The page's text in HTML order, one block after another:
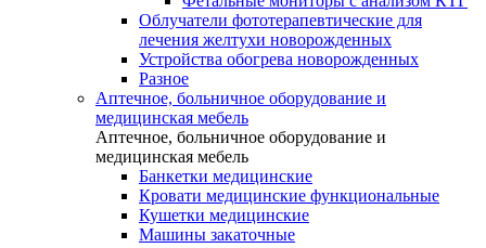
Облучатели фототерапевтические для
лечения желтухи новорожденных
Устройства обогрева новорожденных
Разное
Аптечное, больничное оборудование и
медицинская мебель
Аптечное, больничное оборудование и
медицинская мебель
Банкетки медицинские
Кровати медицинские функциональные
Кушетки медицинские
Машины закаточные